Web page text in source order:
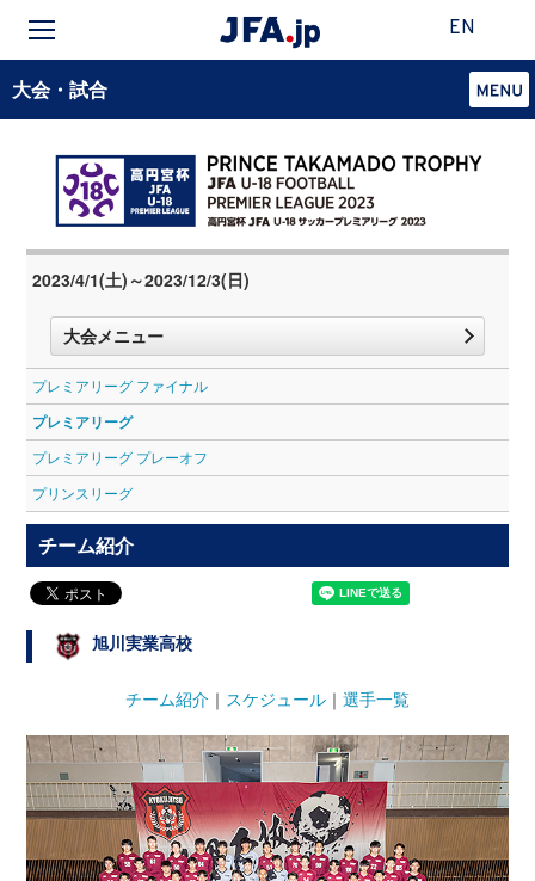
EN
大会・試合
2023/4/1(土)～2023/12/3(日)
大会メニュー
プレミアリーグ ファイナル
プレミアリーグ
プレミアリーグ プレーオフ
プリンスリーグ
チーム紹介
旭川実業高校
チーム紹介 ｜ スケジュール ｜ 選手一覧